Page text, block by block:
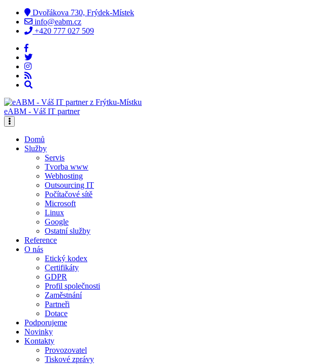
Dvořákova 730, Frýdek-Místek
info@eabm.cz
+420 777 027 509
eABM - Váš IT partner
Domů
Služby
Servis
Tvorba www
Webhosting
Outsourcing IT
Počítačové sítě
Microsoft
Linux
Google
Ostatní služby
Reference
O nás
Etický kodex
Certifikáty
GDPR
Profil společnosti
Zaměstnání
Partneři
Dotace
Podporujeme
Novinky
Kontakty
Provozovatel
Tiskové zprávy